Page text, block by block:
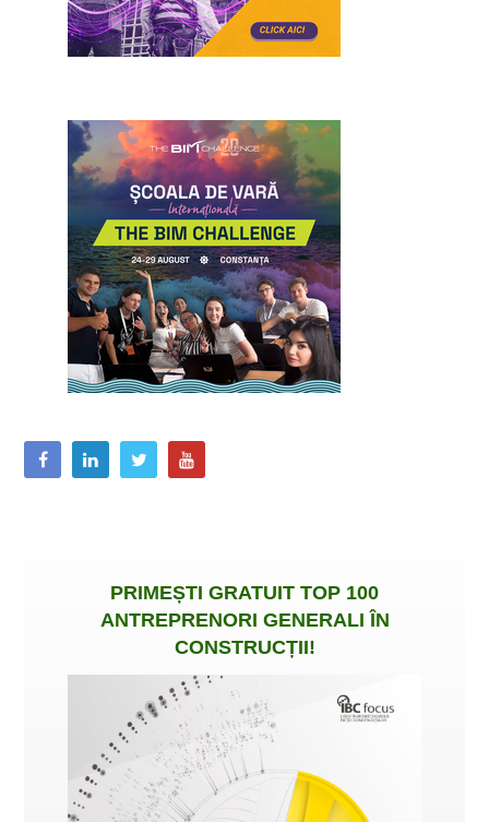
PRIMEȘTI GRATUIT TOP 100
ANTREPRENORI GENERALI ÎN
CONSTRUCȚII!